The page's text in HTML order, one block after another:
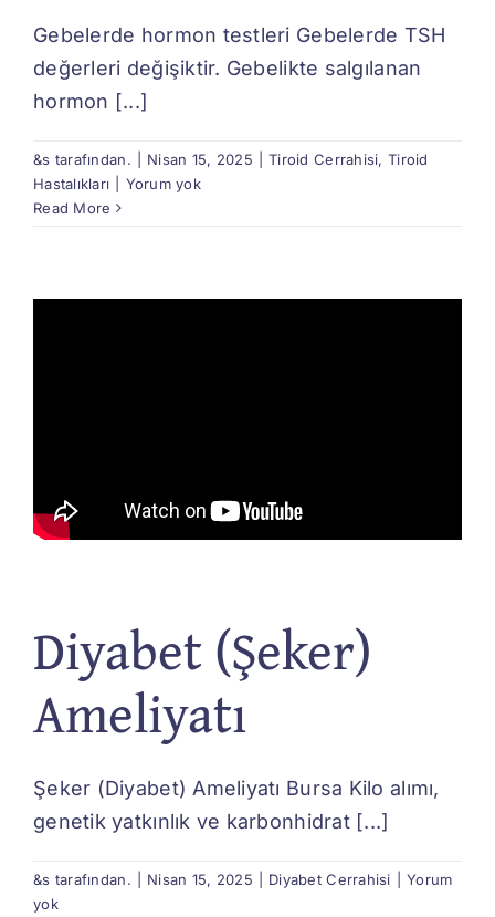
Gebelerde hormon testleri Gebelerde TSH
değerleri değişiktir. Gebelikte salgılanan
hormon [...]
&s tarafından. Nisan 15, 2025 Tiroid Cerrahisi, Tiroid
Hastalıkları
Yorum yok
Read More
Diyabet (Şeker)
Ameliyatı
Şeker (Diyabet) Ameliyatı Bursa Kilo alımı,
genetik yatkınlık ve karbonhidrat [...]
&s tarafından. Nisan 15, 2025 Diyabet Cerrahisi
Yorum
yok